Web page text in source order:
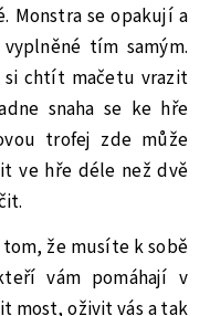
Monstra se opakují a
tím samým.
chtít mačetu vrazit
snaha se ke hře
trofej zde může
ve hře déle než dvě
že musíte k sobě
vám pomáhají v
most, oživit vás a tak